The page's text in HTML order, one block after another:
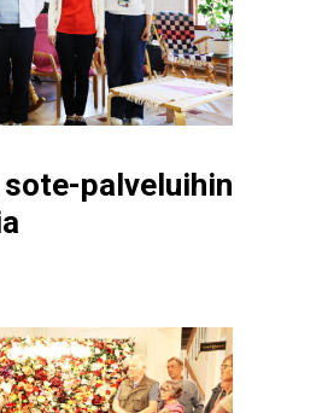
sote-palveluihin